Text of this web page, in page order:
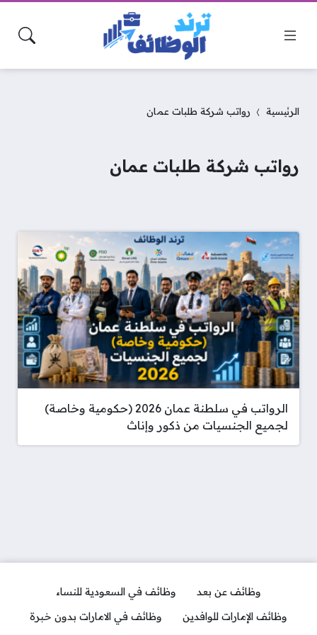
الرئيسية رواتب شركة طلبات عمان
رواتب شركة طلبات عمان
الرواتب في سلطنة عمان 2026 (حكومية وخاصة)
لجميع الجنسيات من ذكور وإناث
وظائف عن بعد
وظائف في السعودية للنساء
وظائف الإمارات للوافدين
وظائف في الامارات بدون خبرة